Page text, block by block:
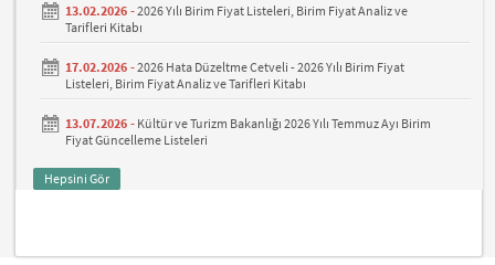
13.02.2026 -2026 Yılı Birim Fiyat Listeleri, Birim Fiyat Analiz ve
Tarifleri Kitabı
17.02.2026 -2026 Hata Düzeltme Cetveli - 2026 Yılı Birim Fiyat
Listeleri, Birim Fiyat Analiz ve Tarifleri Kitabı
13.07.2026 - Kültür ve Turizm Bakanlığı 2026 Yılı Temmuz Ayı Birim
Fiyat Güncelleme Listeleri
Hepsini Gör